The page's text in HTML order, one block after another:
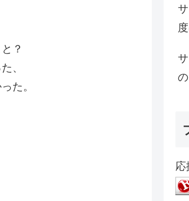
？
、
た。
応